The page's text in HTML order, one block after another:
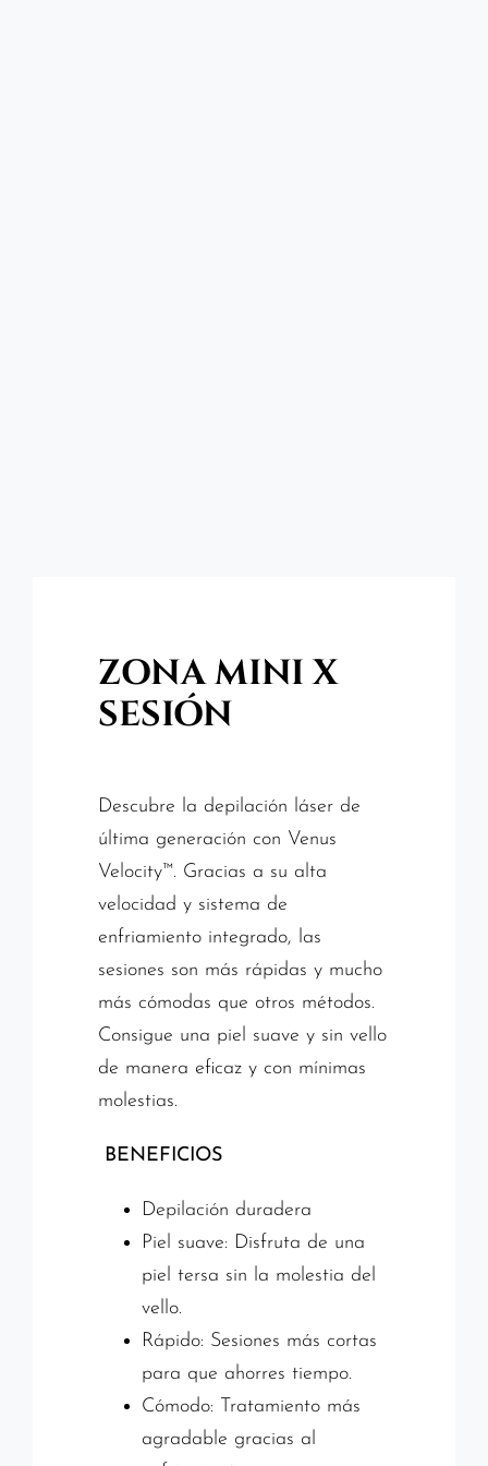
ZONA MINI X
SESIÓN
Descubre la depilación láser de
última generación con Venus
Velocity™. Gracias a su alta
velocidad y sistema de
enfriamiento integrado, las
sesiones son más rápidas y mucho
más cómodas que otros métodos.
Consigue una piel suave y sin vello
de manera eficaz y con mínimas
molestias.
BENEFICIOS
Depilación duradera
Piel suave: Disfruta de una
piel tersa sin la molestia del
vello.
Rápido: Sesiones más cortas
para que ahorres tiempo.
Cómodo: Tratamiento más
agradable gracias al